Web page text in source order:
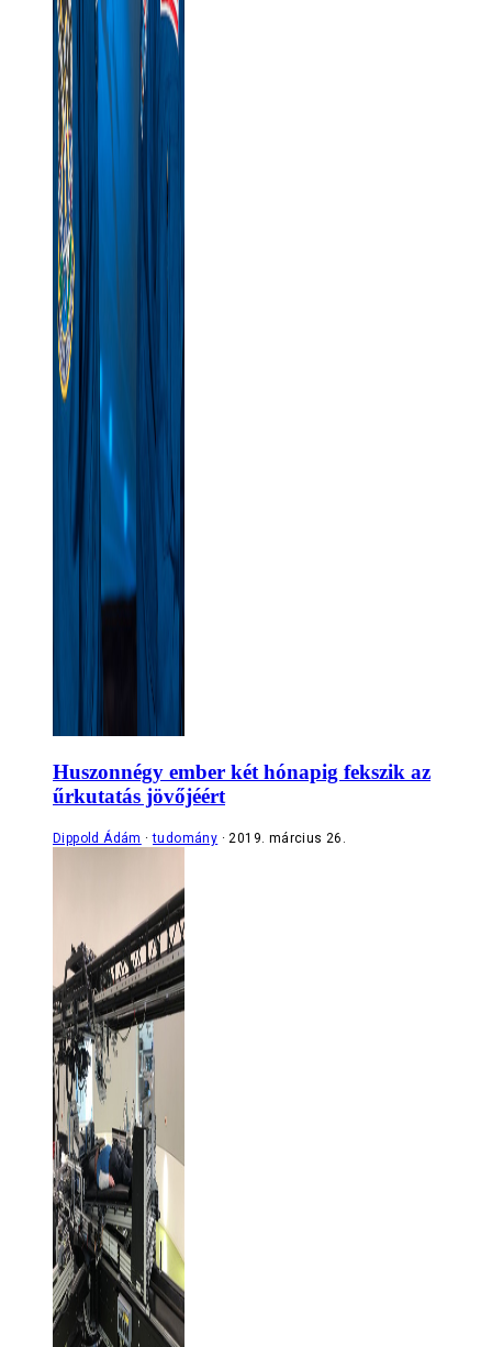
Huszonnégy ember két hónapig fekszik az
űrkutatás jövőjéért
Dippold Ádám tudomány 2019. március 26.